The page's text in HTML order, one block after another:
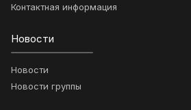
Контактная информация
Новости
Новости
Новости группы